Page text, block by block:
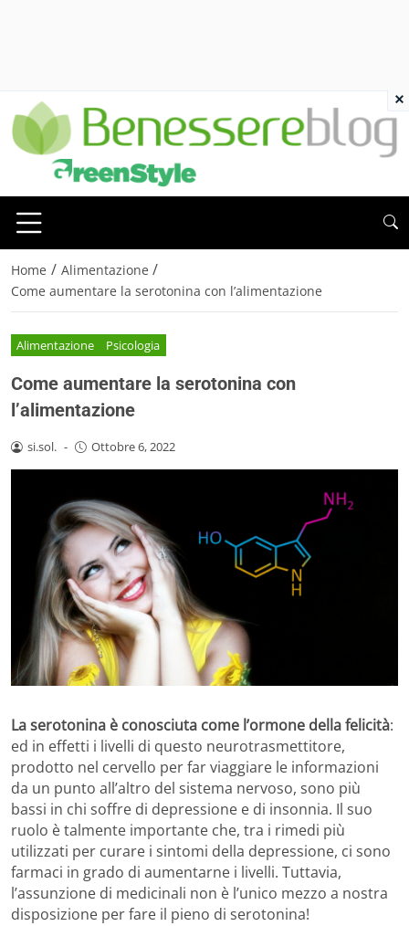
Home / Alimentazione /
Come aumentare la serotonina con l’alimentazione
Alimentazione Psicologia
Come aumentare la serotonina con
l’alimentazione
si.sol. - Ottobre 6, 2022
La serotonina è conosciuta come l’ormone della felicità:
ed in effetti i livelli di questo neurotrasmettitore,
prodotto nel cervello per far viaggiare le informazioni
da un punto all’altro del sistema nervoso, sono più
bassi in chi soffre di depressione e di insonnia. Il suo
ruolo è talmente importante che, tra i rimedi più
utilizzati per curare i sintomi della depressione, ci sono
farmaci in grado di aumentarne i livelli. Tuttavia,
l’assunzione di medicinali non è l’unico mezzo a nostra
disposizione per fare il pieno di serotonina!
×